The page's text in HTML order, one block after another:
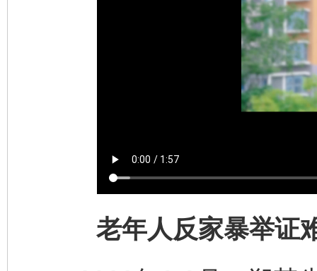
老年人反家暴举证